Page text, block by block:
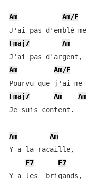
Am
Am/F
J'ai pas d'emblè-me
Fmaj7
Am
Am
Am/F
Pourvu que j'ai-me
Fmaj7
Am Am
Je suis content.
Am
Am
Y a la racaille,
E7
E7